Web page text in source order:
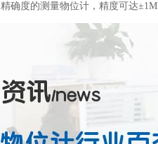
确度的测量物位计，精度可达